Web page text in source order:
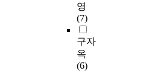
영
(7)
구자
옥
(6)